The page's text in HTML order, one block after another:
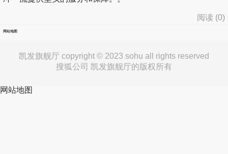
阅读 (0)
网站地图
凯发旗舰厅 copyright © 2023 sohu all rights reserved
搜狐公司 凯发旗舰厅的版权所有
网站地图